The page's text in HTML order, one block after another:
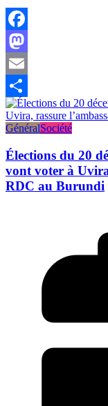
Facebook
Mastodon
Email
Partager
GénéralSociété
Élections du 20
vont voter à
RDC au Burundi